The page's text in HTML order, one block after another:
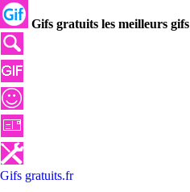
Gifs gratuits les meilleurs gifs
Gifs gratuits.fr